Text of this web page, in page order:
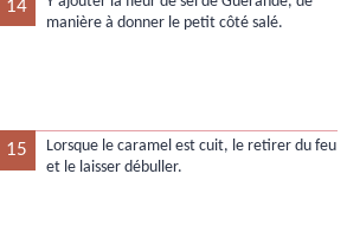
14
manière à donner le petit côté salé.
15
Lorsque le caramel est cuit, le retirer du feu
et le laisser débuller.